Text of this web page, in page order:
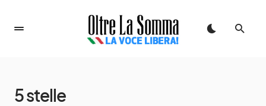
5 stelle